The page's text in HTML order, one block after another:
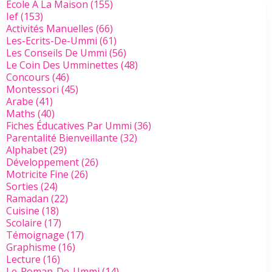
Ecole A La Maison (155)
Ief(153)
Activités Manuelles (66)
Les-Ecrits-De-Ummi (61)
Les Conseils De Ummi (56)
Le Coin Des Umminettes (48)
Concours (46)
Montessori (45)
Arabe (41)
Maths (40)
Fiches Éducatives Par Ummi (36)
Parentalité Bienveillante (32)
Alphabet(29)
Développement(26)
Motricite Fine (26)
Sorties (24)
Ramadan (22)
Cuisine (18)
Scolaire (17)
Témoignage (17)
Graphisme (16)
Lecture (16)